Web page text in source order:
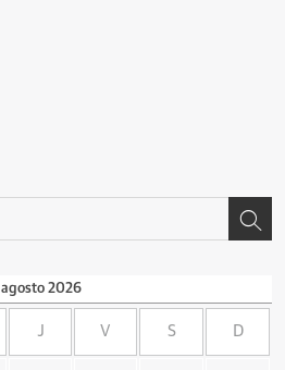
agosto 2026
J V S D